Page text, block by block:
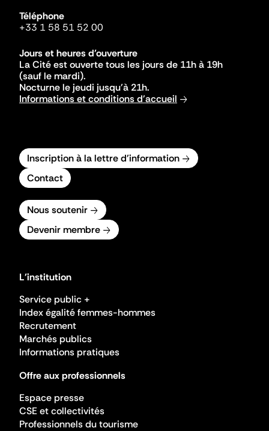
Téléphone
+33 1 58 51 52 00
Jours et heures d'ouverture
La Cité est ouverte tous les jours de 11h à 19h
(sauf le mardi).
Nocturne le jeudi jusqu'à 21h.
Informations et conditions d'accueil
Inscription à la lettre d'information
Contact
Nous soutenir
Devenir membre
L'institution
Service public +
Index égalité femmes-hommes
Recrutement
Marchés publics
Informations pratiques
Offre aux professionnels
Espace presse
CSE et collectivités
Professionnels du tourisme